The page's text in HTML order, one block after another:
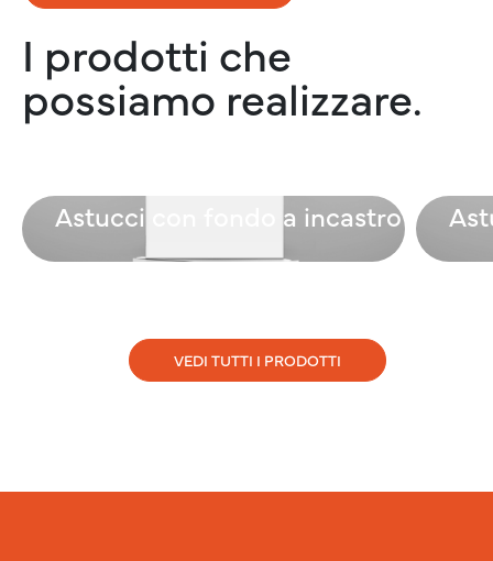
I prodotti che
possiamo realizzare.
Astucci con fondo a incastro
VEDI TUTTI I PRODOTTI